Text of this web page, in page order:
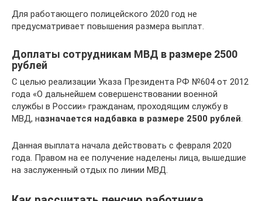
Для работающего полицейского 2020 год не
предусматривает повышения размера выплат.
Доплаты сотрудникам МВД в размере 2500
рублей
С целью реализации Указа Президента РФ №604 от 2012
года «О дальнейшем совершенствовании военной
службы в России» гражданам, проходящим службу в
МВД, назначается надбавка в размере 2500 рублей.
Данная выплата начала действовать с февраля 2020
года. Правом на ее получение наделены лица, вышедшие
на заслуженный отдых по линии МВД.